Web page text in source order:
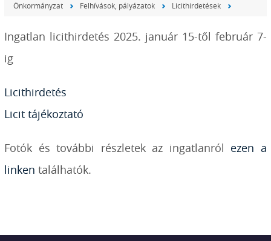
Önkormányzat Felhívások, pályázatok Licithirdetések
Ingatlan licithirdetés 2025. január 15-től február 7-
ig
Licithirdetés
Licit tájékoztató
Fotók és további részletek az ingatlanról ezen a
linken találhatók.